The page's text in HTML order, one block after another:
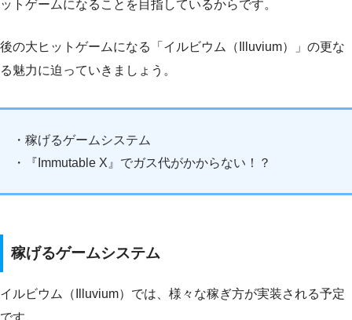
ットゲームになることを目指しているからです。
後の大ヒットゲームになる「イルビウム（Illuvium）」の更な
る魅力に迫っていきましょう。
・稼げるゲームシステム
・『Immutable X』でガス代がかからない！？
稼げるゲームシステム
イルビウム（Illuvium）では、様々な稼ぎ方が実装される予定